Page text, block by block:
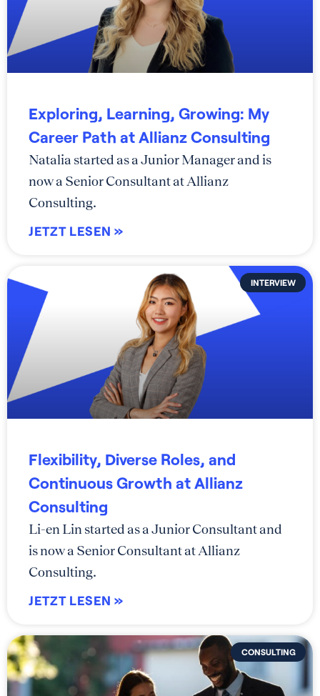
Exploring, Learning, Growing: My
Career Path at Allianz Consulting
Natalia started as a Junior Manager and is
now a Senior Consultant at Allianz
Consulting.
JETZT LESEN »
INTERVIEW
Flexibility, Diverse Roles, and
Continuous Growth at Allianz
Consulting
Li-en Lin started as a Junior Consultant and
is now a Senior Consultant at Allianz
Consulting.
JETZT LESEN »
CONSULTING